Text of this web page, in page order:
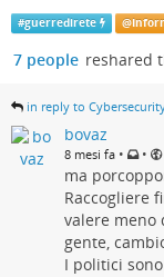
#guerredirete @
7 people reshared
in reply to
bovaz
8 mesi fa • •
ma
Raccogliere
valere
gente,
I politici